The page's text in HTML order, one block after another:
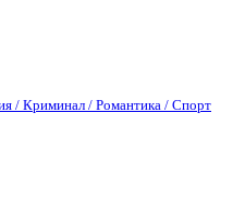
/ Криминал / Романтика / Спорт